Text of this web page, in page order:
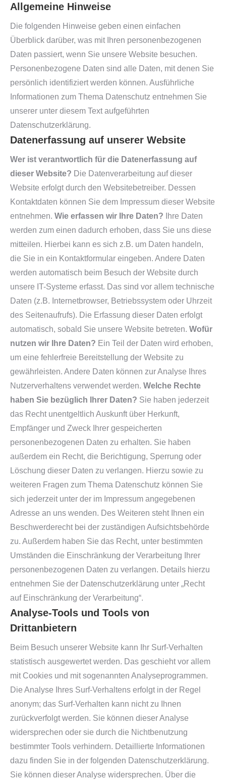
Allgemeine Hinweise
Die folgenden Hinweise geben einen einfachen
Überblick darüber, was mit Ihren personenbezogenen
Daten passiert, wenn Sie unsere Website besuchen.
Personenbezogene Daten sind alle Daten, mit denen Sie
persönlich identifiziert werden können. Ausführliche
Informationen zum Thema Datenschutz entnehmen Sie
unserer unter diesem Text aufgeführten
Datenschutzerklärung.
Datenerfassung auf unserer Website
Wer ist verantwortlich für die Datenerfassung auf
dieser Website? Die Datenverarbeitung auf dieser
Website erfolgt durch den Websitebetreiber. Dessen
Kontaktdaten können Sie dem Impressum dieser Website
entnehmen. Wie erfassen wir Ihre Daten? Ihre Daten
werden zum einen dadurch erhoben, dass Sie uns diese
mitteilen. Hierbei kann es sich z.B. um Daten handeln,
die Sie in ein Kontaktformular eingeben. Andere Daten
werden automatisch beim Besuch der Website durch
unsere IT-Systeme erfasst. Das sind vor allem technische
Daten (z.B. Internetbrowser, Betriebssystem oder Uhrzeit
des Seitenaufrufs). Die Erfassung dieser Daten erfolgt
automatisch, sobald Sie unsere Website betreten. Wofür
nutzen wir Ihre Daten? Ein Teil der Daten wird erhoben,
um eine fehlerfreie Bereitstellung der Website zu
gewährleisten. Andere Daten können zur Analyse Ihres
Nutzerverhaltens verwendet werden. Welche Rechte
haben Sie bezüglich Ihrer Daten? Sie haben jederzeit
das Recht unentgeltlich Auskunft über Herkunft,
Empfänger und Zweck Ihrer gespeicherten
personenbezogenen Daten zu erhalten. Sie haben
außerdem ein Recht, die Berichtigung, Sperrung oder
Löschung dieser Daten zu verlangen. Hierzu sowie zu
weiteren Fragen zum Thema Datenschutz können Sie
sich jederzeit unter der im Impressum angegebenen
Adresse an uns wenden. Des Weiteren steht Ihnen ein
Beschwerderecht bei der zuständigen Aufsichtsbehörde
zu. Außerdem haben Sie das Recht, unter bestimmten
Umständen die Einschränkung der Verarbeitung Ihrer
personenbezogenen Daten zu verlangen. Details hierzu
entnehmen Sie der Datenschutzerklärung unter „Recht
auf Einschränkung der Verarbeitung“.
Analyse-Tools und Tools von
Drittanbietern
Beim Besuch unserer Website kann Ihr Surf-Verhalten
statistisch ausgewertet werden. Das geschieht vor allem
mit Cookies und mit sogenannten Analyseprogrammen.
Die Analyse Ihres Surf-Verhaltens erfolgt in der Regel
anonym; das Surf-Verhalten kann nicht zu Ihnen
zurückverfolgt werden. Sie können dieser Analyse
widersprechen oder sie durch die Nichtbenutzung
bestimmter Tools verhindern. Detaillierte Informationen
dazu finden Sie in der folgenden Datenschutzerklärung.
Sie können dieser Analyse widersprechen. Über die